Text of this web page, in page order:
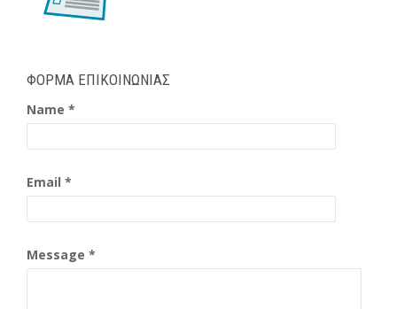
ΦΟΡΜΑ ΕΠΙΚΟΙΝΩΝΙΑΣ
Name *
Email *
Message *